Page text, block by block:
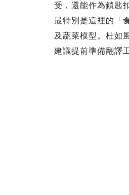
受，還能作為鎖匙
最特別是這裡的「
及蔬菜模型。杜如
建議提前準備翻譯